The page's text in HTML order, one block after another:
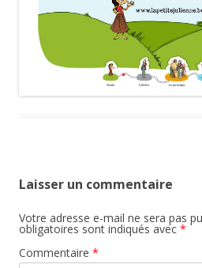
Laisser un commentaire
Votre adresse e-mail ne sera pas
obligatoires sont indiqués avec *
Commentaire *